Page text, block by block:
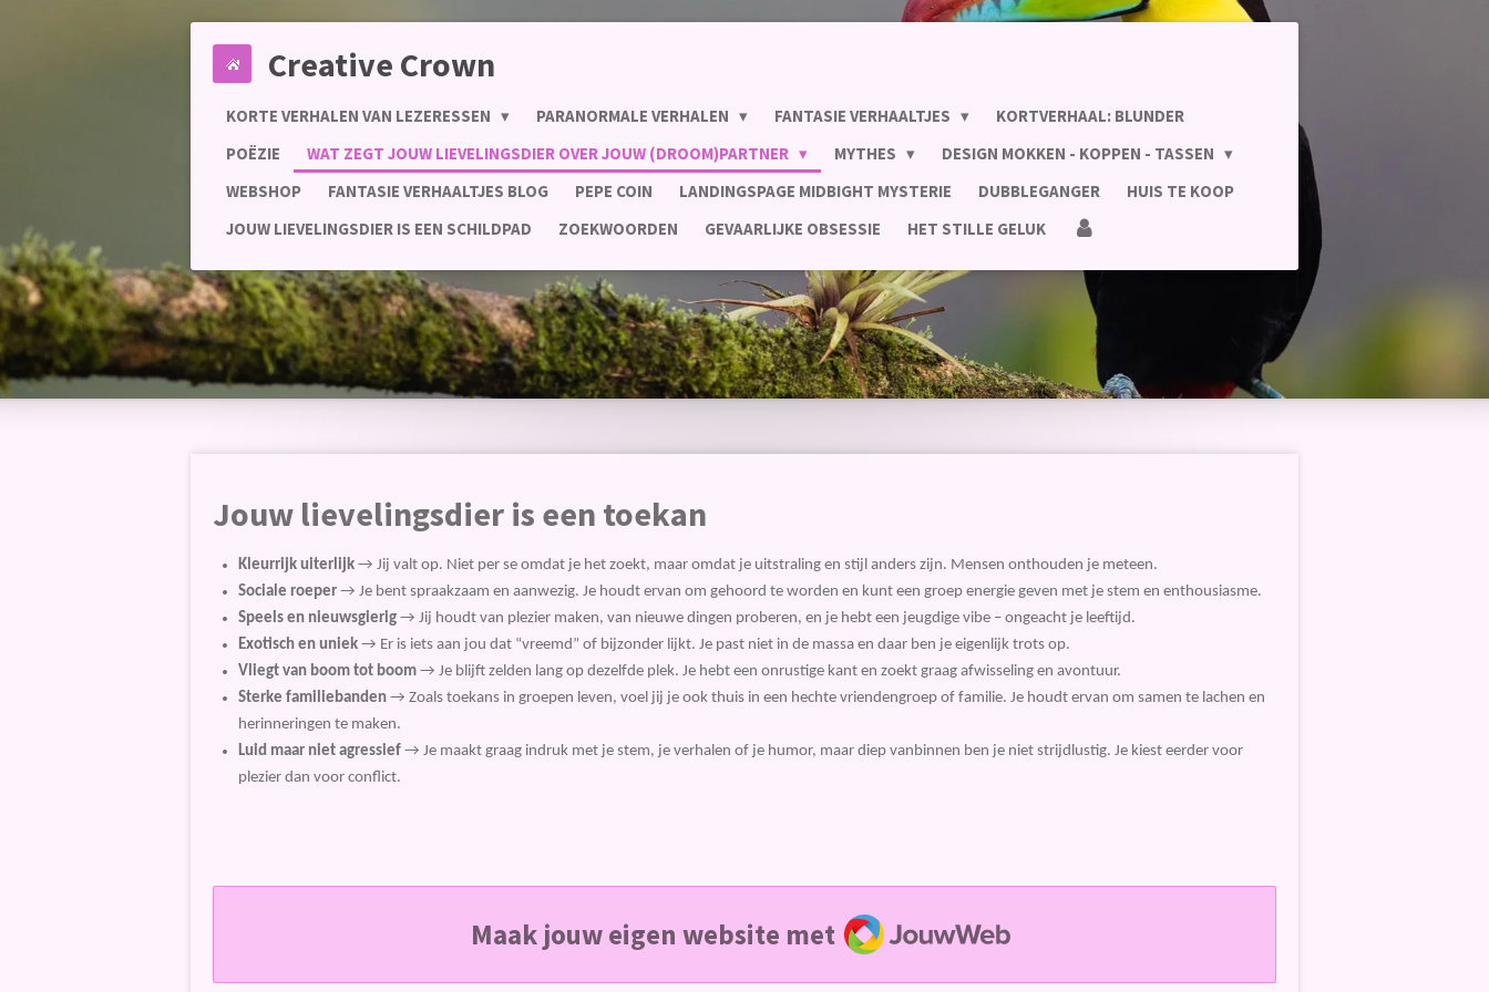
Creative Crown
KORTE VERHALEN VAN LEZERESSEN PARANORMALE VERHALEN FANTASIE VERHAALTJES
KORTVERHAAL: BLUNDER
POËZIE
WAT ZEGT JOUW LIEVELINGSDIER OVER JOUW (DROOM)PARTNER MYTHES
DESIGN MOKKEN - KOPPEN - TASSEN
WEBSHOP
FANTASIE VERHAALTJES BLOG PEPE COIN LANDINGSPAGE MIDBIGHT MYSTERIE DUBBLEGANGER
HUIS TE KOOP
JOUW LIEVELINGSDIER IS EEN SCHILDPAD
ZOEKWOORDEN GEVAARLIJKE OBSESSIE HET STILLE GELUK
Jouw lievelingsdier is een toekan
Kleurrijk uiterlijk→ Jij valt op. Niet per se omdat je het zoekt, maar omdat je uitstraling en stijl anders zijn. Mensen onthouden je meteen.
Sociale roeper→ Je bent spraakzaam en aanwezig. Je houdt ervan om gehoord te worden en kunt een groep energie geven met je stem en enthousiasme.
Speels en nieuwsgierig→ Jij houdt van plezier maken, van nieuwe dingen proberen, en je hebt een jeugdige vibe – ongeacht je leeftijd.
Exotisch en uniek→ Er is iets aan jou dat “vreemd” of bijzonder lijkt. Je past niet in de massa en daar ben je eigenlijk trots op.
Vliegt van boom tot boom→ Je blijft zelden lang op dezelfde plek. Je hebt een onrustige kant en zoekt graag afwisseling en avontuur.
Sterke familiebanden→ Zoals toekans in groepen leven, voel jij je ook thuis in een hechte vriendengroep of familie. Je houdt ervan om samen te lachen en
herinneringen te maken.
Luid maar niet agressief→ Je maakt graag indruk met je stem, je verhalen of je humor, maar diep vanbinnen ben je niet strijdlustig. Je kiest eerder voor
plezier dan voor conflict.
Maak jouw eigen website met JouwWeb